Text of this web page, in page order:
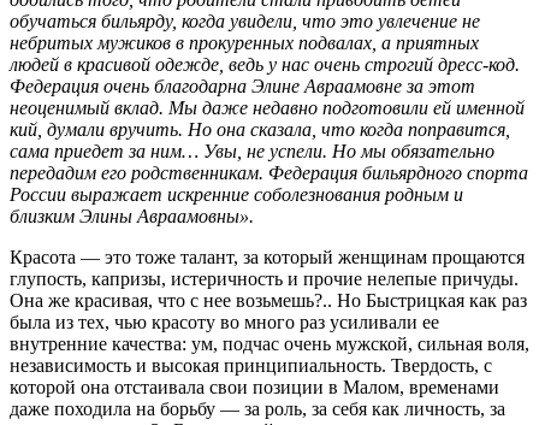
обучаться бильярду, когда увидели, что это увлечение не
небритых мужиков в прокуренных подвалах, а приятных
людей в красивой одежде, ведь у нас очень строгий дресс-код.
Федерация очень благодарна Элине Авраамовне за этот
неоценимый вклад. Мы даже недавно подготовили ей именной
кий, думали вручить. Но она сказала, что когда поправится,
сама приедет за ним… Увы, не успели. Но мы обязательно
передадим его родственникам. Федерация бильярдного спорта
России выражает искренние соболезнования родным и
близким Элины Авраамовны».
Красота — это тоже талант, за который женщинам прощаются
глупость, капризы, истеричность и прочие нелепые причуды.
Она же красивая, что с нее возьмешь?.. Но Быстрицкая как раз
была из тех, чью красоту во много раз усиливали ее
внутренние качества: ум, подчас очень мужской, сильная воля,
независимость и высокая принципиальность. Твердость, с
которой она отстаивала свои позиции в Малом, временами
даже походила на борьбу — за роль, за себя как личность, за